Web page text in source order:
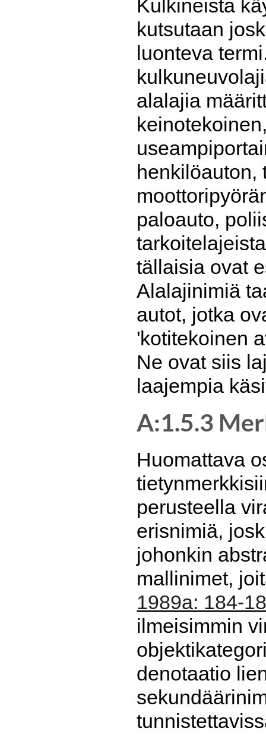
Kulkineista
kutsutaan
luonteva
alalajia
henkilöauton,
paloauto,
tällaisia ovat
Alalajinimiä
autot, jotka
'kotitekoinen
Ne ovat siis
laajempia
A:1.5.3
Huomattava
perusteella
erisnimiä,
johonkin
mallinimet,
1989a: 184-
ilmeisimmin
denotaatio